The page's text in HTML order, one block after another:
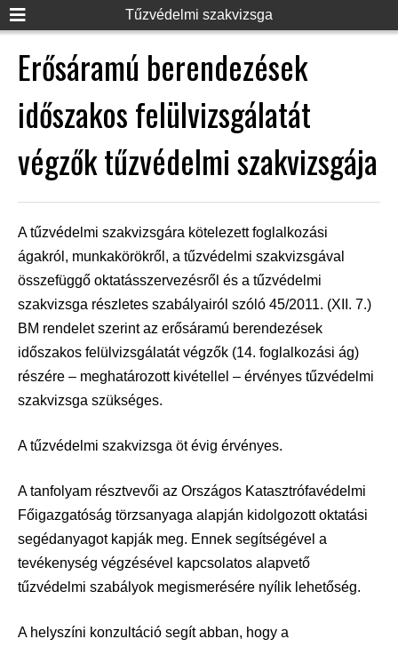
Tűzvédelmi szakvizsga
Erősáramú berendezések
időszakos felülvizsgálatát
végzők tűzvédelmi szakvizsgája
A tűzvédelmi szakvizsgára kötelezett foglalkozási
ágakról, munkakörökről, a tűzvédelmi szakvizsgával
összefüggő oktatásszervezésről és a tűzvédelmi
szakvizsga részletes szabályairól szóló 45/2011. (XII. 7.)
BM rendelet szerint az erősáramú berendezések
időszakos felülvizsgálatát végzők (14. foglalkozási ág)
részére – meghatározott kivétellel – érvényes tűzvédelmi
szakvizsga szükséges.
A tűzvédelmi szakvizsga öt évig érvényes.
A tanfolyam résztvevői az Országos Katasztrófavédelmi
Főigazgatóság törzsanyaga alapján kidolgozott oktatási
segédanyagot kapják meg. Ennek segítségével a
tevékenység végzésével kapcsolatos alapvető
tűzvédelmi szabályok megismerésére nyílik lehetőség.
A helyszíni konzultáció segít abban, hogy a